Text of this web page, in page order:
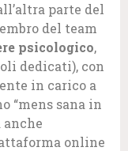
parte del
del team
psicologico,
dedicati), con
in carico a
“mens sana in
anche
online